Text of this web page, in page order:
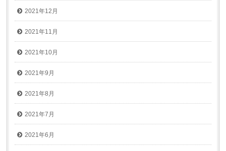
2021年12月
2021年11月
2021年10月
2021年9月
2021年8月
2021年7月
2021年6月